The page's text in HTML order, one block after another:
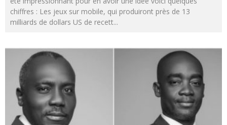
chiffres : Les jeux sur mobile, qui produiront près de 13
milliards de dollars US de recett...